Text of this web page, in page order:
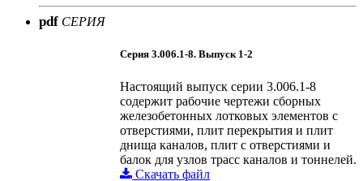
pdf СЕРИЯ
Серия 3.006.1-8. Выпуск 1-2
Настоящий выпуск серии 3.006.1-8
содержит рабочие чертежи сборных
железобетонных лотковых элементов с
отверстиями, плит перекрытия и плит
днища каналов, плит с отверстиями и
балок для узлов трасс каналов и тоннелей.
Скачать файл